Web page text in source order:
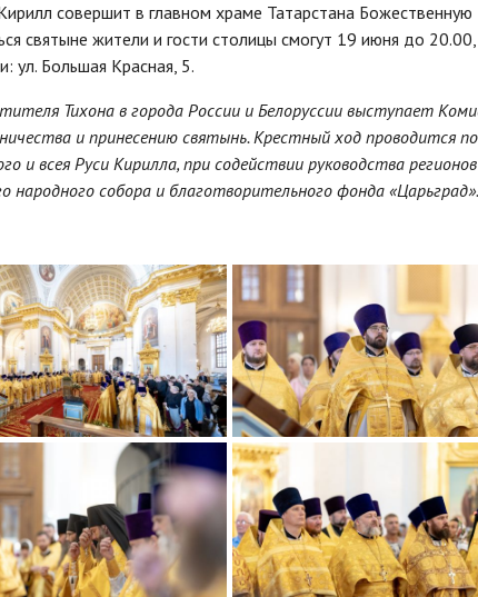
совершит в главном храме Татарстана Божественную
святыне жители и гости столицы смогут 19 июня до
ул. Большая Красная, 5.
Тихона в города России и Белоруссии выступает
и принесению святынь. Крестный ход проводится по
и всея Руси Кирилла, при содействии руководства
народного собора и благотворительного фонда «Царьград».